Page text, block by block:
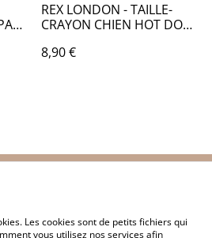
REX LONDON - TAILLE-
CRAYON CHIEN HOT DOG -
8,90 €
Politique de cookies
Les cookies sont de petits fichiers qui
vous utilisez nos services afin